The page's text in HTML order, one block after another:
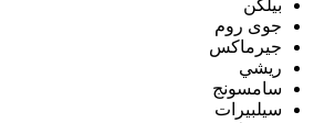
بيلكن
جوى روم
جيرماكس
ريشي
سامسونج
سيلبيرات